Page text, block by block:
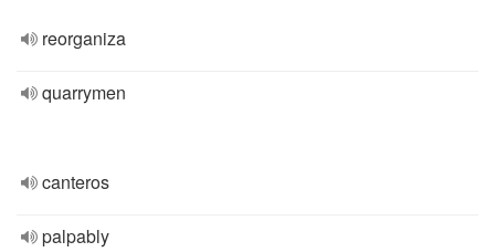
reorganiza
quarrymen
canteros
palpably